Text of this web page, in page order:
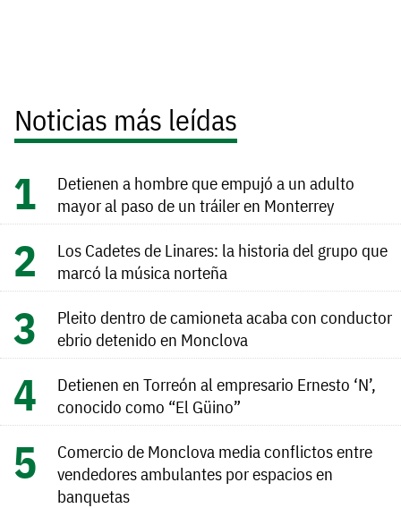
Noticias más leídas
Detienen a hombre que empujó a un adulto
mayor al paso de un tráiler en Monterrey
Los Cadetes de Linares: la historia del grupo que
marcó la música norteña
Pleito dentro de camioneta acaba con conductor
ebrio detenido en Monclova
Detienen en Torreón al empresario Ernesto ‘N’,
conocido como “El Güino”
Comercio de Monclova media conflictos entre
vendedores ambulantes por espacios en
banquetas